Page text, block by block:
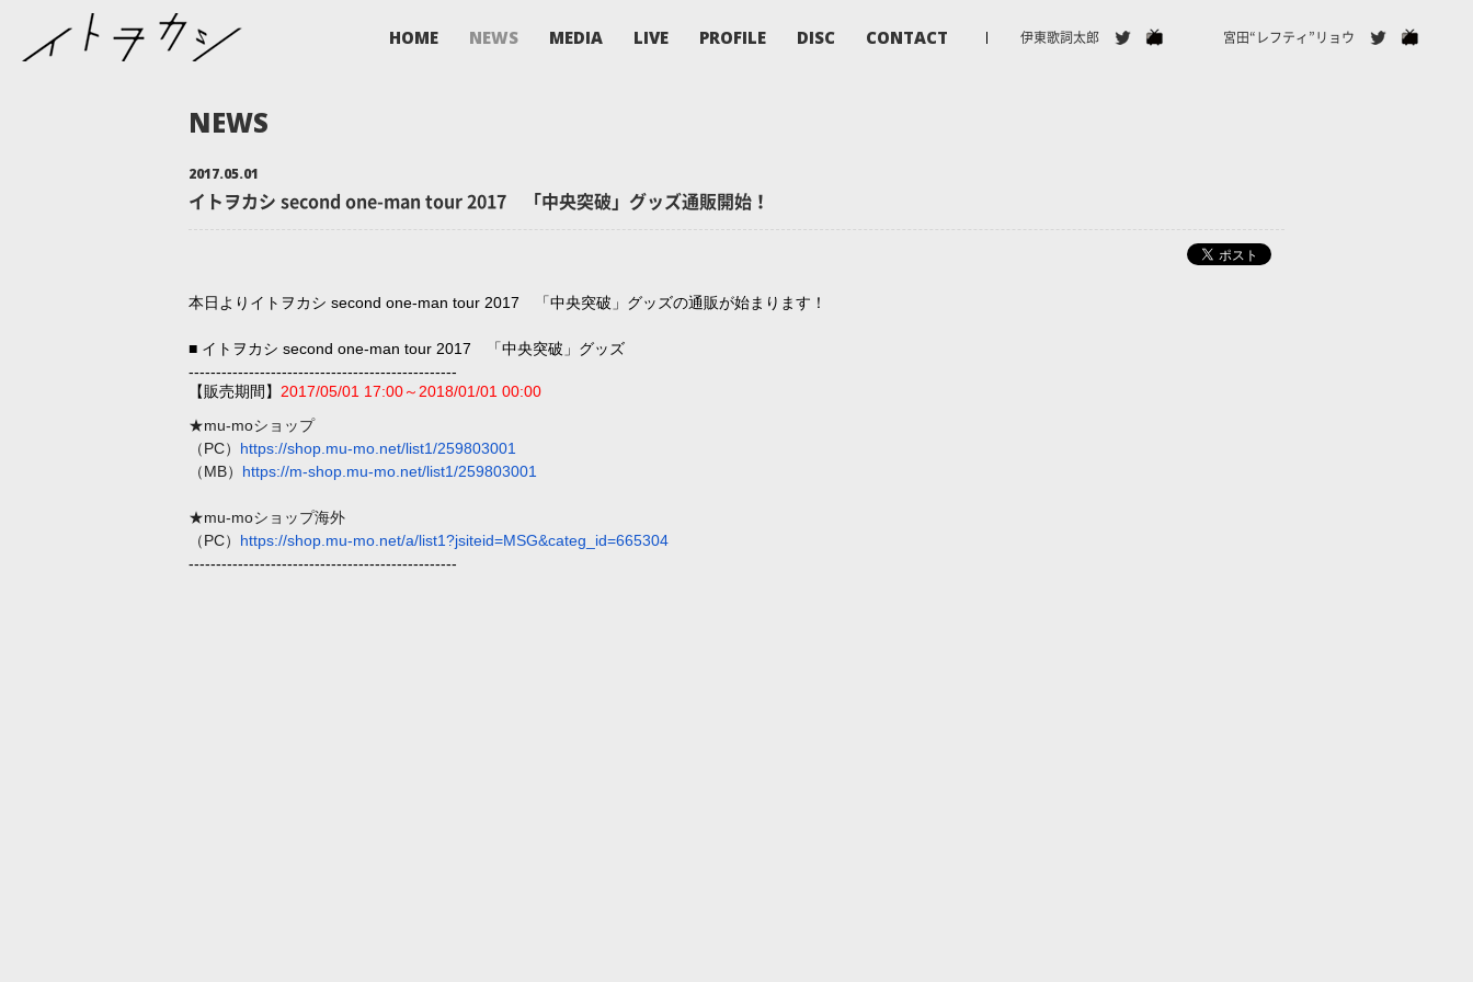
HOME NEWS MEDIA LIVE PROFILE DISC CONTACT 伊東歌詞太郎 宮田“レフティ”リョウ
NEWS
2017.05.01
イトヲカシ second one-man tour 2017 「中央突破」グッズ通販開始！
本日より イトヲカシ second one-man tour 2017 「中央突破」グッズの通販が始まります！
■ イトヲカシ second one-man tour 2017 「中央突破」グッズ
-------------------------------------------------
【販売期間】 2017/05/01 17:00～ 2018/01/01 00:00
★mu-moショップ
（PC） https://shop.mu-mo.net/list1/259803001
（MB） https://m-shop.mu-mo.net/list1/259803001
★mu-moショップ海外
（PC） https://shop.mu-mo.net/a/list1?jsiteid=MSG&categ_id=665304
-------------------------------------------------